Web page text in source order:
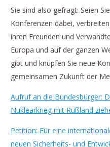
Sie sind also gefragt: Seien
Konferenzen dabei,
ihren Freunden und
Europa und auf der ganzen
gibt und knüpfen Sie neue
gemeinsamen Zukunft der
Aufruf an die Bundesbürger:
Nuklearkrieg mit Rußland
Petition: Für eine
neuen Sicherheits- und